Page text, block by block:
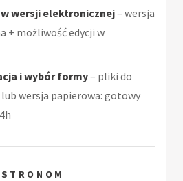
wersji elektronicznej– wersja
+ możliwość edycji w
i wybór formy– pliki do
wersja papierowa: gotowy